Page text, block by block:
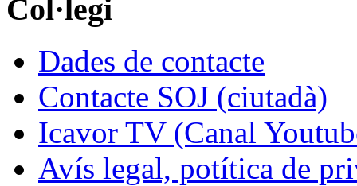
Col·legi
Dades de contacte
Contacte SOJ (ciutadà)
Icavor TV (Canal
Avís legal, potítica de